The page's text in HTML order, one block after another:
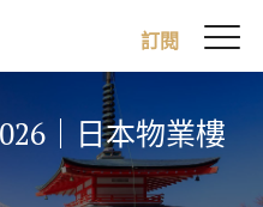
訂閱
｜日本物業樓